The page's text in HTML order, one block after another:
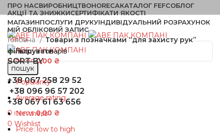
ПРО НАСВИРОБНИЦТВОHORECAКАТАЛОГ FEFCOБЛОГ
АКЦІЇ ТА ЗНИЖКИСЕРТИФІКАТИ ЯКОСТІ
МАГАЗИНПОСЛУГИ ДРУКУІНДИВІДУАЛЬНИЙ РОЗРАХУНОК
МІЙ ОБЛІКОВИЙ ЗАПИС
Menu
0items 0,00₴
пошук
+38 067 258 29 52
+38 096 96 57 202
+38 067 61 63 656
0 items 0,00 ₴
0 Wishlist
Головна
Товари з позначками “для захисту рук”
фільтрувати
SORT BY
Popularity
Average rating
Newness
Price: low to high